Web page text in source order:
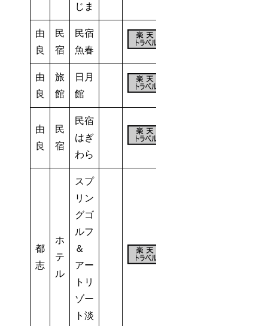
じま
由
良
民
宿
民宿
魚春
由
良
旅
館
日月
館
由
良
民
宿
民宿
はぎ
わら
都
志
ホ
テ
ル
スプ
リン
グゴ
ルフ
＆
アー
トリ
ゾー
ト淡